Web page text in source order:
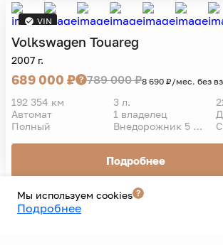
2009 г. R5 2.5TDI
759 000 ₽ 909 000 ₽9 573 ₽/мес. без
172 346 км 2,5 л.
Автомат
Подробнее
Мы используем cookies
Подробнее